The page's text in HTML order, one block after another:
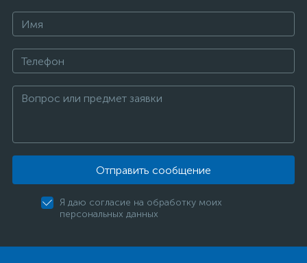
Отправить сообщение
Я даю согласие на обработку моих
персональных данных